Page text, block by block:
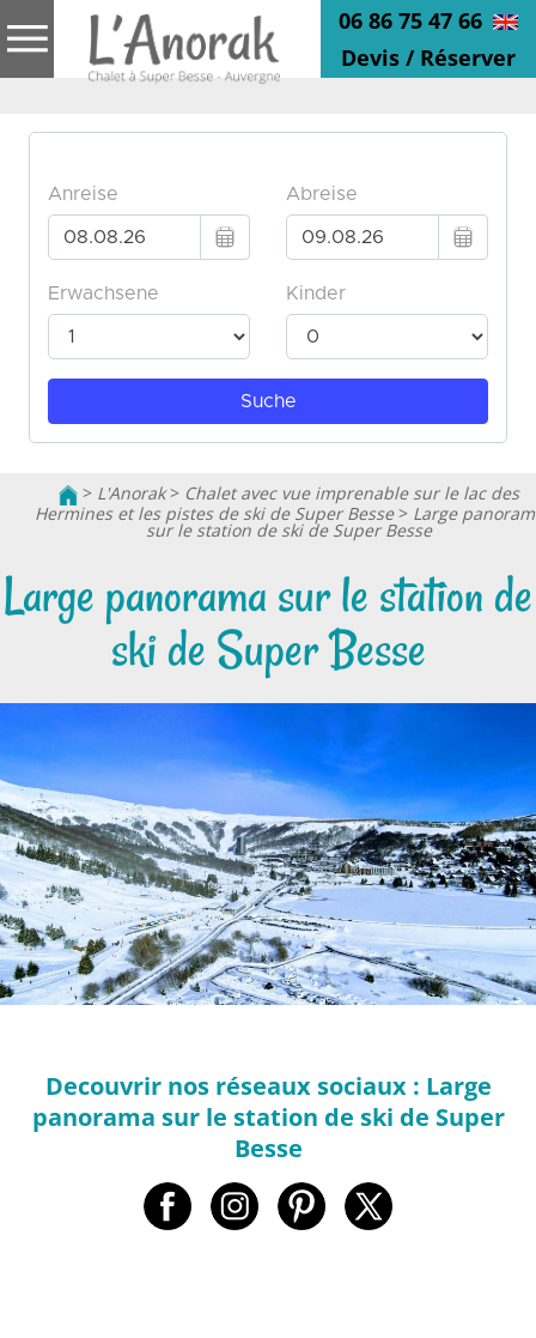
06 86 75 47 66
Devis / Réserver
> L'Anorak> Chalet avec vue imprenable sur le lac des
Hermines et les pistes de ski de Super Besse> Large
sur le station de ski de Super Besse
Large panorama sur le station de
ski de Super Besse
Decouvrir nos réseaux sociaux : Large
panorama sur le station de ski de Super
Besse